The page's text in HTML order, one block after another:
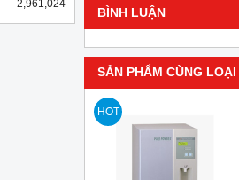
2,961,024
BÌNH LUẬN
SẢN PHẨM CÙNG LOẠI
HOT